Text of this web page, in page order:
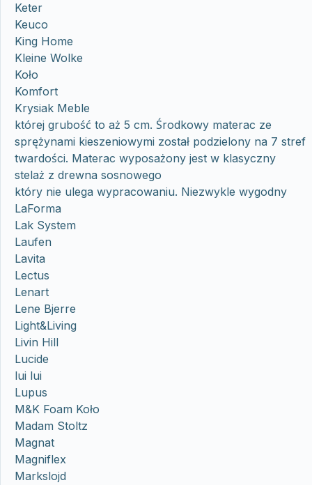
Keter
Keuco
King Home
Kleine Wolke
Koło
Komfort
Krysiak Meble
której grubość to aż 5 cm. Środkowy materac ze
sprężynami kieszeniowymi został podzielony na 7 stref
twardości. Materac wyposażony jest w klasyczny
stelaż z drewna sosnowego
który nie ulega wypracowaniu. Niezwykle wygodny
LaForma
Lak System
Laufen
Lavita
Lectus
Lenart
Lene Bjerre
Light&Living
Livin Hill
Lucide
lui lui
Lupus
M&K Foam Koło
Madam Stoltz
Magnat
Magniflex
Markslojd